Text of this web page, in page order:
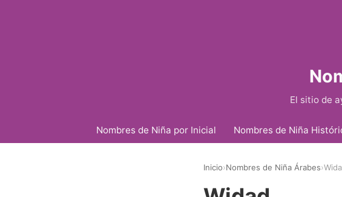
El sitio de
Nombres de Niña por Inicial Nombres de Niña
Inicio›Nombres de Niña Árabes›